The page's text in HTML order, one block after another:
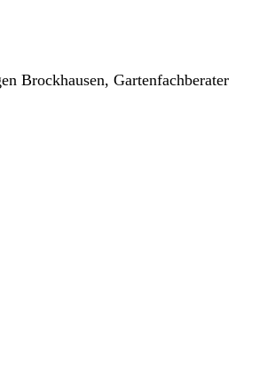
Brockhausen, Gartenfachberater